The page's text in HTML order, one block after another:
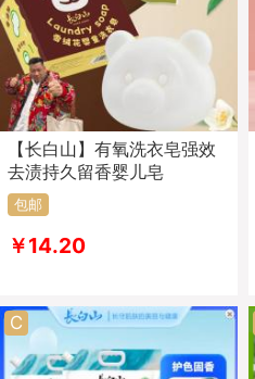
【长白山】有氧洗衣皂强效
去渍持久留香婴儿皂
包邮
￥14.20
C